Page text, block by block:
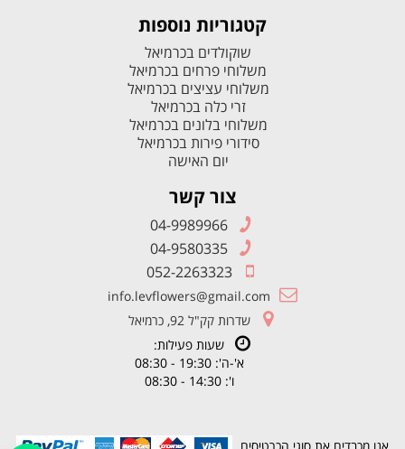
קטגוריות נוספות
שוקולדים בכרמיאל
משלוחי פרחים בכרמיאל
משלוחי עציצים בכרמיאל
זרי כלה בכרמיאל
משלוחי בלונים בכרמיאל
סידורי פירות בכרמיאל
יום האישה
צור קשר
04-9989966
04-9580335
052-2263323
info.levflowers@gmail.com
שדרות קק"ל 92, כרמיאל
שעות פעילות:
א'-ה': 19:30 - 08:30
ו': 14:30 - 08:30